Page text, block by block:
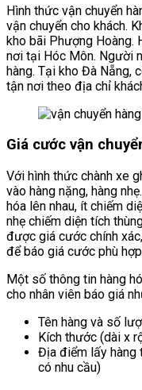
Hình thức vận chuyển
vận chuyển cho khách.
kho bãi Phượng Hoàng.
nơi tại Hóc Môn. Người
hàng. Tại kho Đà Nẵng,
tận nơi theo địa chỉ
Giá cước vận
Với hình thức chành xe
vào hàng nặng, hàng
hóa lên nhau, ít chiếm
nhẹ chiếm diện tích
được giá cước chính
để báo giá cước phù
Một số thông tin hàng
cho nhân viên báo giá
Tên hàng và số
Kích thước (dài x
Địa điểm lấy hàng
có nhu cầu)